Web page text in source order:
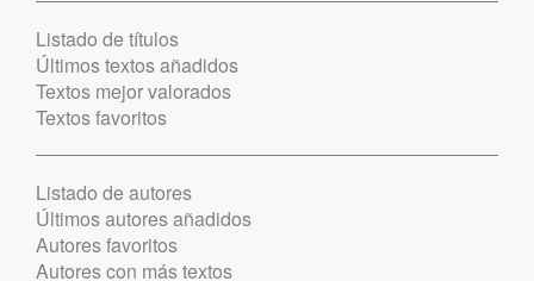
Listado de títulos
Últimos textos añadidos
Textos mejor valorados
Textos favoritos
Listado de autores
Últimos autores añadidos
Autores favoritos
Autores con más textos